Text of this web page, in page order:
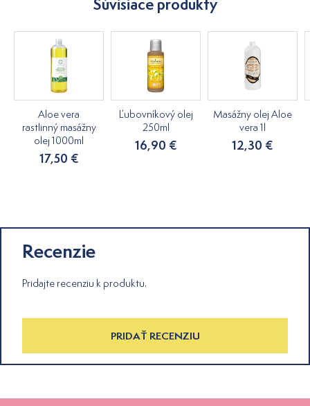
Súvisiace produkty
Aloe vera
rastlinný masážny
olej 1000ml
17,50 €
Ľubovníkový olej
250ml
16,90 €
Masážny olej Aloe
vera 1l
12,30 €
Recenzie
Pridajte recenziu k produktu.
PRIDAŤ RECENZIU